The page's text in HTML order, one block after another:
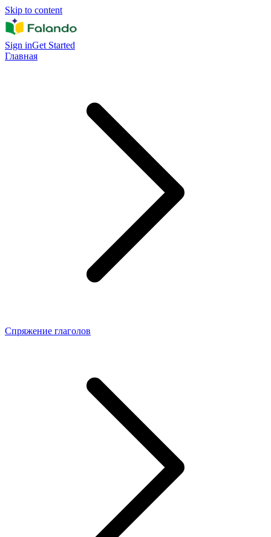
Skip to content
Sign inGet Started
Главная
Спряжение глаголов